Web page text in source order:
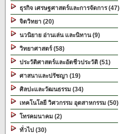
ธุรกิจ เศรษฐศาสตร์และการจัดการ (47)
จิตวิทยา (20)
นวนิยาย อ่านเล่น และนิทาน (9)
วิทยาศาสตร์ (58)
ประวัติศาสตร์และอัตชีวประวัติ (51)
ศาสนาและปรัชญา (19)
ศิลปะและวัฒนธรรม (34)
เทคโนโลยี วิศวกรรม อุตสาหกรรม (50)
โทรคมนาคม (2)
ทั่วไป (30)